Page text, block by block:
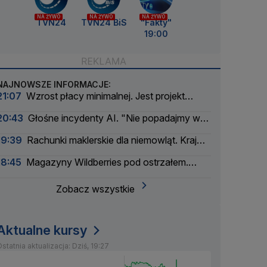
NA ŻYWO
TVN24
NA ŻYWO
TVN24 BiS
NA ŻYWO
"Fakty"
19:00
INFORMACJE:
Wzrost płacy minimalnej. Jest projekt
Głośne incydenty AI. "Nie popadajmy w
Rachunki maklerskie dla niemowląt. Kraj
Magazyny Wildberries pod ostrzałem.
Zobacz wszystkie
kursy
aktualizacja: Dziś, 19:27